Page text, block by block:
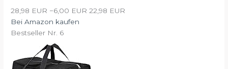
28,98 EUR −6,00 EUR 22,98 EUR
Bei Amazon kaufen
Bestseller Nr. 6